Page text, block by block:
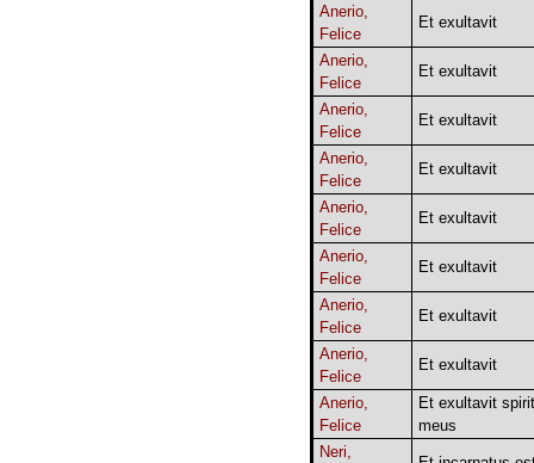
Anerio,
Felice
Et exultavit
Anerio,
Felice
Et exultavit
Anerio,
Felice
Et exultavit
Anerio,
Felice
Et exultavit
Anerio,
Felice
Et exultavit
Anerio,
Felice
Et exultavit
Anerio,
Felice
Et exultavit
Anerio,
Felice
Et exultavit
Anerio,
Felice
Et exultavit
meus
Neri,